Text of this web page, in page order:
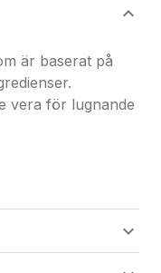
är baserat på
vera för lugnande